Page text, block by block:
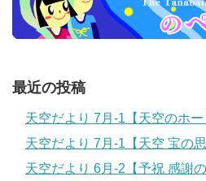
最近の投稿
天空だより 7月-1【天空のホー
天空だより 7月-1【天空 宝の思
天空だより 6月-2【予祝 感謝の